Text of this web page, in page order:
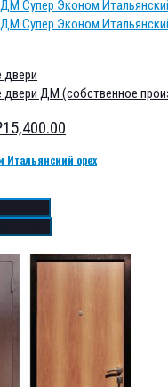
ДМ (собственное
15,400.00
Итальянский орех